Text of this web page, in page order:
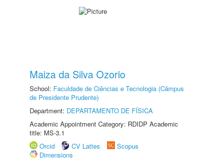
Maiza da Silva Ozorio
School: Faculdade de Ciências e Tecnologia (Câmpus
de Presidente Prudente)
Department: DEPARTAMENTO DE FÍSICA
Academic Appointment Category: RDIDP Academic
title: MS-3.1
Orcid
CV Lattes
Scopus
Dimensions